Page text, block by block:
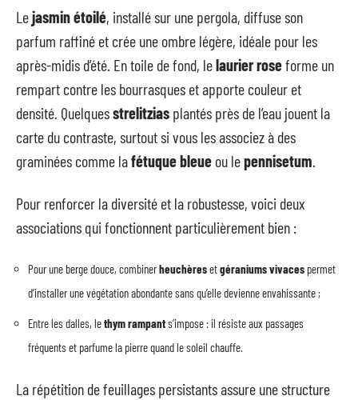
Lejasmin étoilé, installé sur une pergola, diffuse son
parfum raffiné et crée une ombre légère, idéale pour les
après-midis d’été. En toile de fond, lelaurier roseforme un
rempart contre les bourrasques et apporte couleur et
densité. Quelquesstrelitzias plantés près de l’eau jouent la
carte du contraste, surtout si vous les associez à des
graminées comme lafétuque bleue ou lepennisetum.
Pour renforcer la diversité et la robustesse, voici deux
associations qui fonctionnent particulièrement bien :
Pour une berge douce, combinerheuchèresetgéraniums vivaces permet
d’installer une végétation abondante sans qu’elle devienne envahissante ;
Entre les dalles, lethym rampants’impose : il résiste aux passages
fréquents et parfume la pierre quand le soleil chauffe.
La répétition de feuillages persistants assure une structure